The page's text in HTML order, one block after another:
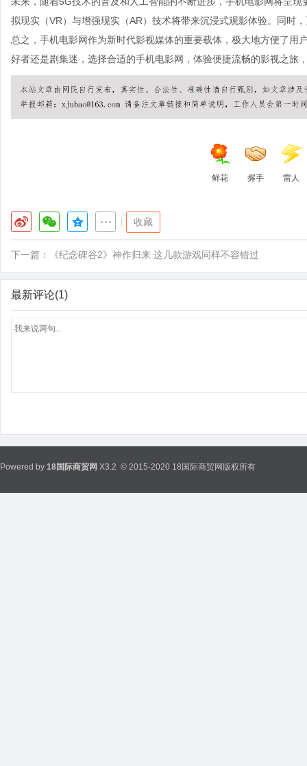
拟现实（VR）与增强现实（AR）技术将带来沉浸式观影体验。同时
总之，手机电影网作为新时代影视媒体的重要载体，极大地方便了
好者还是剧集迷，选择合适的手机电影网，体验便捷流畅的影视之旅
鲜花 握手 雷人
收藏
下一篇： 《纪念碑谷2》神作归来 这几款游戏同样不容错过
最新评论(1)
Powered by 18国际商贸网 X3.2 © 2015-2020 18国际商贸网版权所有